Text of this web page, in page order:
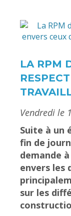
LA RPM
Vendredi le
Suite à un
fin de
demande
envers les
sur les